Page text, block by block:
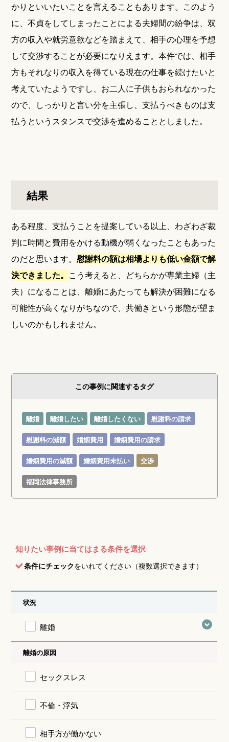
かりといいたいことを言えることもあります。このよう
に、不貞をしてしまったことによる夫婦間の紛争は、双
方の収入や就労意欲などを踏まえて、相手の心理を予想
して交渉することが必要になりえます。本件では、相手
方もそれなりの収入を得ている現在の仕事を続けたいと
考えていたようですし、お二人に子供もおられなかった
ので、しっかりと言い分を主張し、支払うべきものは支
払うというスタンスで交渉を進めることとしました。
結果
ある程度、支払うことを提案している以上、わざわざ裁
判に時間と費用をかける動機が弱くなったこともあった
のだと思います。慰謝料の額は相場よりも低い金額で解
決できました。 こう考えると、どちらかが専業主婦（主
夫）になることは、離婚にあたっても解決が困難になる
可能性が高くなりがちなので、共働きという形態が望ま
しいのかもしれません。
この事例に関連するタグ
離婚 離婚したい 離婚したくない 慰謝料の請求
慰謝料の減額 婚姻費用 婚姻費用の請求
婚姻費用の減額 婚姻費用未払い 交渉
福岡法律事務所
知りたい事例に当てはまる条件を選択
条件にチェックをいれてください（複数選択できます）
状況
離婚
離婚の原因
セックスレス
不倫・浮気
相手方が働かない